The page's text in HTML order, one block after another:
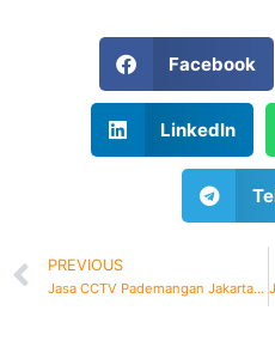
Facebook
LinkedIn
PREVIOUS
Jasa CCTV Pademangan Jakarta Utara: Teknisi Profesional